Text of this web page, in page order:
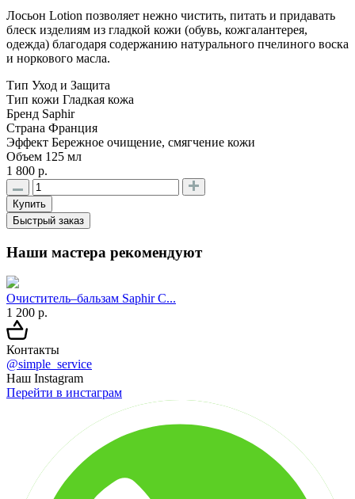
Лосьон Lotion позволяет нежно чистить, питать и придавать
блеск изделиям из гладкой кожи (обувь, кожгалантерея,
одежда) благодаря содержанию натурального пчелиного воска
и норкового масла.
Тип Уход и Защита
Тип кожи Гладкая кожа
Бренд Saphir
Страна Франция
Эффект Бережное очищение, смягчение кожи
Объем 125 мл
1 800 р.
Купить
Быстрый заказ
Наши мастера рекомендуют
Очиститель–бальзам Saphir C...
1 200 р.
Контакты
@simple_service
Наш Instagram
Перейти в инстаграм